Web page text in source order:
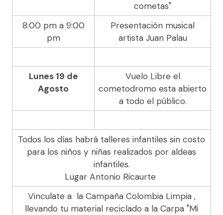
cometas"
8:00 pm a 9:00
pm
Presentación musical
artista Juan Palau
Lunes 19 de
Agosto
Vuelo Libre el
cometodromo esta abierto
a todo el público.
Todos los días habrá talleres infantiles sin costo
para los niños y niñas realizados por aldeas
infantiles.
Lugar Antonio Ricaurte ​
Vinculate a la Campaña Colombia Limpia ,
llevando tu material reciclado a la Carpa "Mi